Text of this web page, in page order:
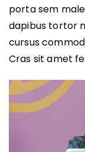
porta sem
dapibus tortor
cursus
Cras sit amet